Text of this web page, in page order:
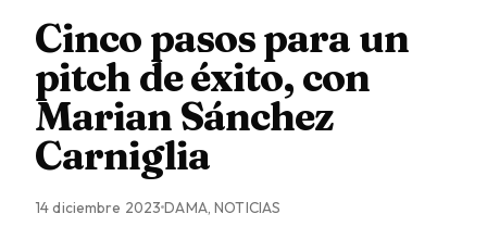
Cinco pasos para un
pitch de éxito, con
Marian Sánchez
Carniglia
14 diciembre 2023DAMA, NOTICIAS